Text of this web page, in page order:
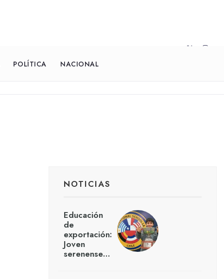
POLÍTICA NACIONAL
NOTICIAS
Educación
de
exportación:
Joven
serenense…